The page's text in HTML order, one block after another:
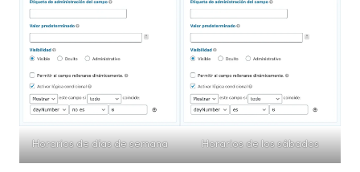
Horarios de días de semana Horarios de los sábados